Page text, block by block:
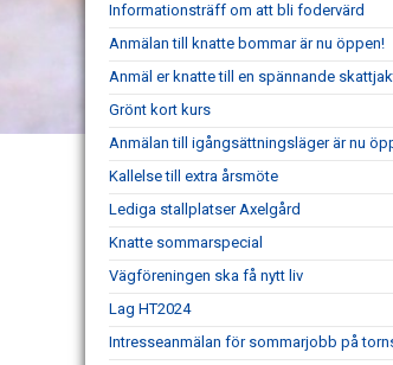
Informationsträff om att bli fodervärd
Anmälan till knatte bommar är nu öppen!
Anmäl er knatte till en spännande
Grönt kort kurs
Anmälan till igångsättningsläger är nu
Kallelse till extra årsmöte
Lediga stallplatser Axelgård
Knatte sommarspecial
Vägföreningen ska få nytt liv
Lag HT2024
Intresseanmälan för sommarjobb på